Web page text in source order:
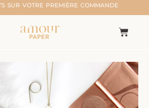
SUR VOTRE PREMIÈRE COMMANDE